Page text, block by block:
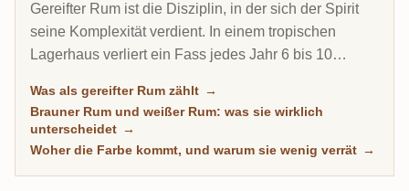
Gereifter Rum ist die Disziplin, in der sich der Spirit
seine Komplexität verdient. In einem tropischen
Lagerhaus verliert ein Fass jedes Jahr 6 bis 10
kann ein 8-jähriger Karibik-Rum tiefer schmecken als
ein 20-jähriger Scotch. Diese Übersicht versammelt
jeden Rum auf RumX, der echte Zeit im Holz
Was als gereifter Rum zählt →
Brauner Rum und weißer Rum: was sie wirklich
unterscheidet →
Woher die Farbe kommt, und warum sie wenig verrät →